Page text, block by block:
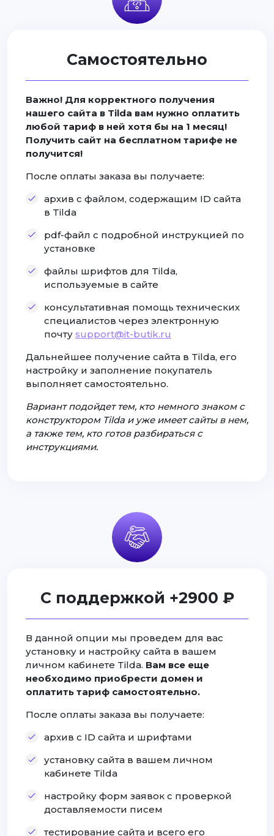
Самостоятельно
Важно! Для корректного получения
нашего сайта в Tilda вам нужно оплатить
любой тариф в ней хотя бы на 1 месяц!
Получить сайт на бесплатном тарифе не
получится!
После оплаты заказа вы получаете:
архив с файлом, содержащим ID сайта
в Tilda
pdf-файл с подробной инструкцией по
установке
файлы шрифтов для Tilda,
используемые в сайте
консультативная помощь технических
специалистов через электронную
почту support@it-butik.ru
Дальнейшее получение сайта в Tilda, его
настройку и заполнение покупатель
выполняет самостоятельно.
Вариант подойдет тем, кто немного знаком с
конструктором Tilda и уже имеет сайты в нем,
а также тем, кто готов разбираться с
инструкциями.
С поддержкой +2900 ₽
В данной опции мы проведем для вас
установку и настройку сайта в вашем
личном кабинете Tilda. Вам все еще
необходимо приобрести домен и
оплатить тариф самостоятельно.
После оплаты заказа вы получаете:
архив с ID сайта и шрифтами
установку сайта в вашем личном
кабинете Tilda
настройку форм заявок с проверкой
доставляемости писем
тестирование сайта и всего его